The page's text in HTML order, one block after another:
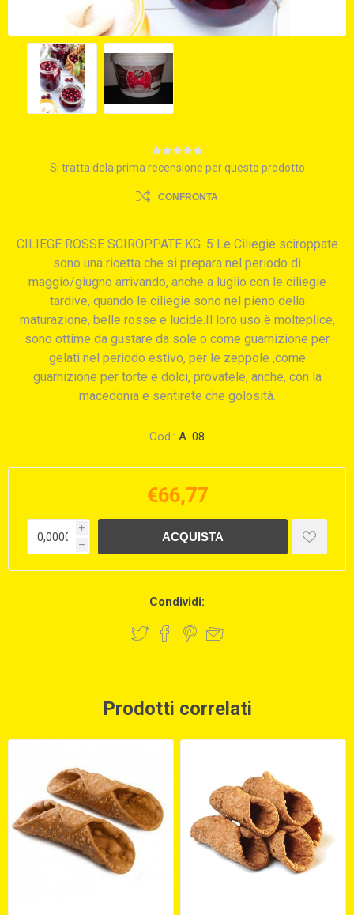
Si tratta dela prima recensione per questo prodotto
CONFRONTA
CILIEGE ROSSE SCIROPPATE KG. 5 Le Ciliegie sciroppate
sono una ricetta che si prepara nel periodo di
maggio/giugno arrivando, anche a luglio con le ciliegie
tardive, quando le ciliegie sono nel pieno della
maturazione, belle rosse e lucide.Il loro uso è molteplice,
sono ottime da gustare da sole o come guarnizione per
gelati nel periodo estivo, per le zeppole ,come
guarnizione per torte e dolci, provatele, anche, con la
macedonia e sentirete che golosità.
Cod.: A. 08
€66,77
i
h
Condividi:
Prodotti correlati